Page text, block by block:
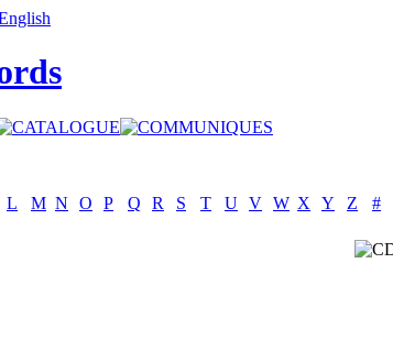
L M N O P Q R S T U V W X Y Z #